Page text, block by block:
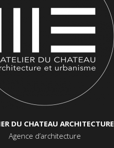
DU CHATEAU ARCHITECTURE
Agence d’architecture